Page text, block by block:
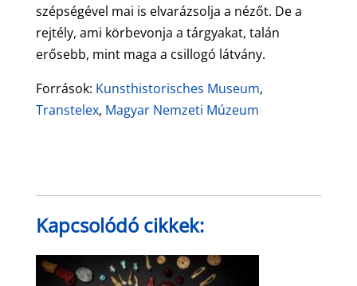
szépségével mai is elvarázsolja a nézőt. De a
rejtély, ami körbevonja a tárgyakat, talán
erősebb, mint maga a csillogó látvány.
Források: Kunst­historisches Museum,
Transtelex, Magyar Nemzeti Múzeum
Kapcsolódó cikkek: